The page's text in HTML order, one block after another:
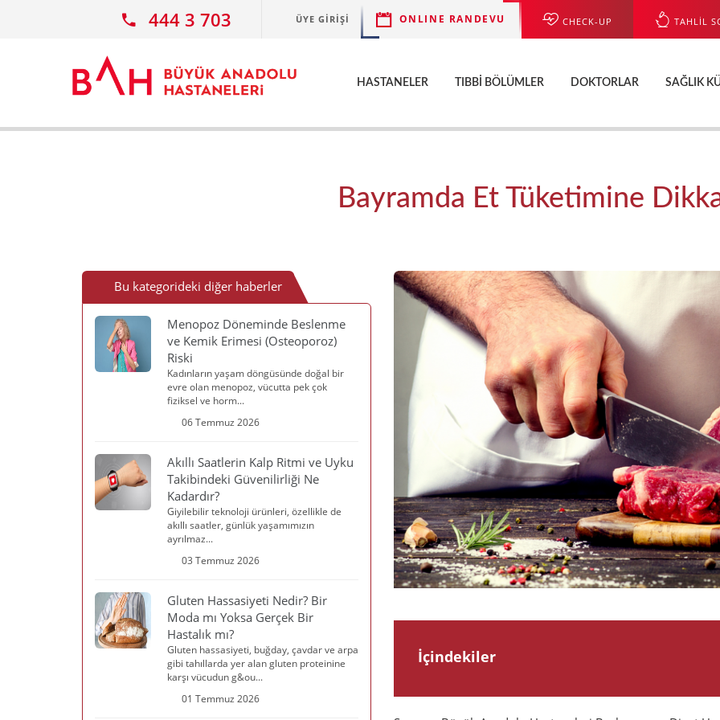
444 3 703 ÜYE GIRIŞI ONLINE RANDEVU CHECK-UP TAHLİL
HASTANELER TIBBI BÖLÜMLER DOKTORLAR SAĞLIK
Bayramda Et Tüketimine
İçindekiler
Bu kategorideki diğer haberler
Menopoz Döneminde Beslenme
ve Kemik Erimesi (Osteoporoz)
Riski
Kadınların yaşam döngüsünde doğal bir
evre olan menopoz, vücutta pek çok
fiziksel ve horm...
06 Temmuz 2026
Akıllı Saatlerin Kalp Ritmi ve Uyku
Takibindeki Güvenilirliği Ne
Kadardır?
Giyilebilir teknoloji ürünleri, özellikle de
akıllı saatler, günlük yaşamımızın
ayrılmaz...
03 Temmuz 2026
Gluten Hassasiyeti Nedir? Bir
Moda mı Yoksa Gerçek Bir
Hastalık mı?
Gluten hassasiyeti, buğday, çavdar ve arpa
gibi tahıllarda yer alan gluten proteinine
karşı vücudun g&ou...
01 Temmuz 2026